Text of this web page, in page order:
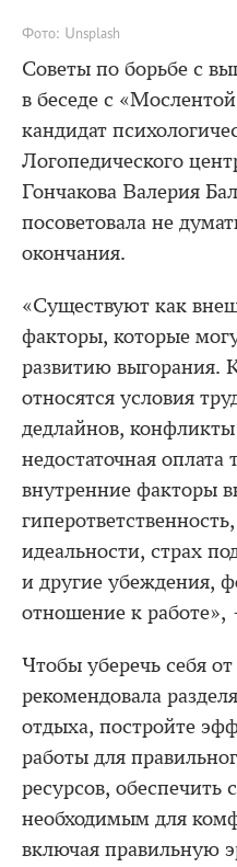
Фото: Unsplash
Советы по борьбе с
в беседе с
кандидат
Логопедического
Гончакова Валерия
посоветовала не
окончания.
«Существуют как
факторы, которые
развитию выгорания.
относятся условия
дедлайнов,
недостаточная
внутренние факторы
идеальности, страх
и другие убеждения,
отношение к работе»,
Чтобы уберечь себя
рекомендовала
отдыха, постройте
работы для
ресурсов, обеспечить
необходимым для
включая правильную